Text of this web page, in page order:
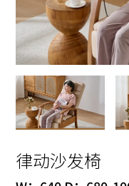
律动沙发椅